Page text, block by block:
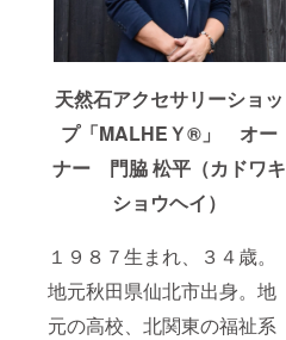
天然石アクセサリーショッ
プ「MALHEＹ®」 オー
ナー 門脇 松平（カドワキ
ショウヘイ）
１９８７生まれ、３４歳。
地元秋田県仙北市出身。地
元の高校、北関東の福祉系